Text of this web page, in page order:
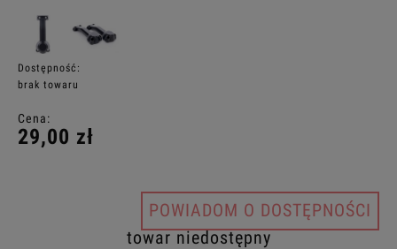
Dostępność:
brak towaru
Cena:
29,00 zł
POWIADOM O DOSTĘPNOŚCI
towar niedostępny